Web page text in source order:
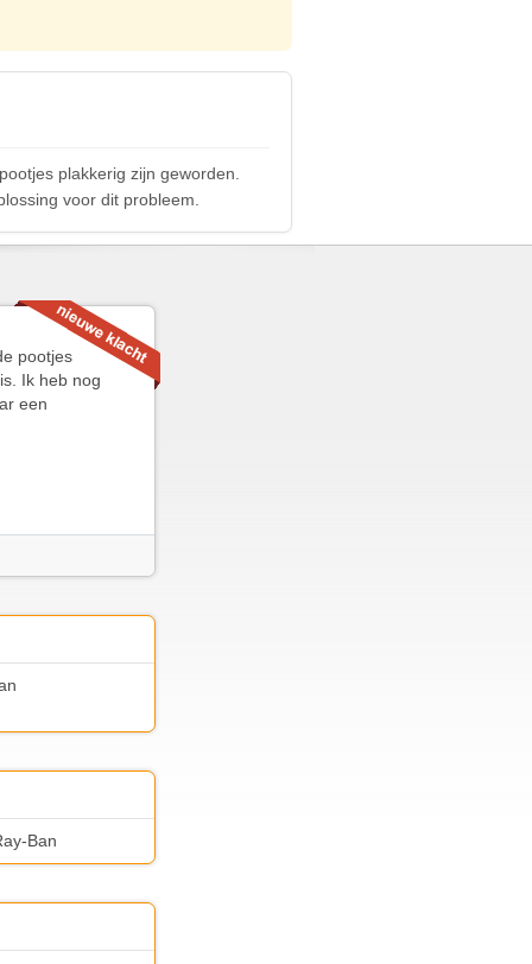
plakkerig zijn geworden.
voor dit probleem.
pootjes
Ik heb nog
een
Ban